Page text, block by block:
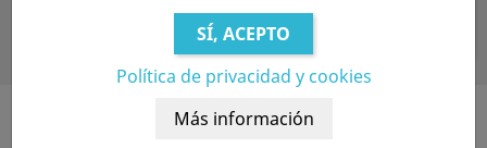

FacebookInstagram
Política de privacidad y cookies